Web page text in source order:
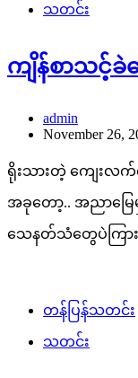
သတင်း
ကျိန်စာသင့်ခဲ
admin
November 26,
ရိုးသားတဲ့ ကျေး
အခုတော့.. အညာမြ
သေနတ်သံတွေပဲကြား
တန်ပြန်သတင်း
သတင်း